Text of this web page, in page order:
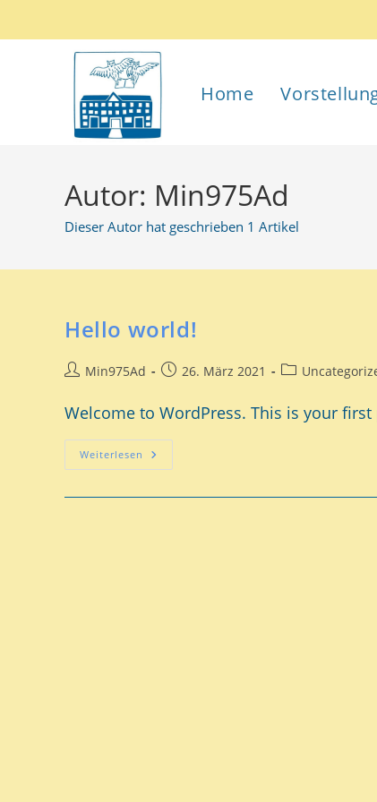
Home
Autor: Min975Ad
Dieser Autor hat geschrieben 1 Artikel
Hello world!
Min975Ad 26. März 2021
Welcome to WordPress. This is your
Weiterlesen